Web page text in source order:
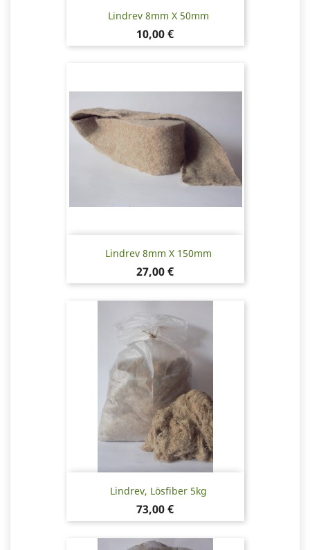
Lindrev 8mm X 50mm
Pris
10,00 €
Lindrev 8mm X 150mm
Pris
27,00 €
Lindrev, Lösfiber 5kg
Pris
73,00 €